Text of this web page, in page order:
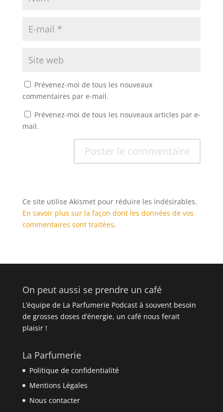
Prévenez-moi de tous les nouveaux
commentaires par e-mail.
Prévenez-moi de tous les nouveaux articles par e-
mail.
Ce site utilise Akismet pour réduire les indésirables.
En savoir plus sur la façon dont les données de vos
commentaires sont traitées.
On peut aussi se prendre un café
L’équipe de La Parfumerie Podcast à souvent besoin
de grosses doses d’énergie, un café nous ferait
plaisir !
La Parfumerie
Politique de confidentialité
Mentions Légales
Nous contacter